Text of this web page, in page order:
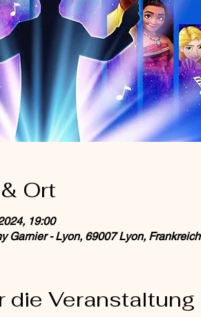
Ort
19:00
Garnier - Lyon, 69007 Lyon, Frankreich
die Veranstaltung